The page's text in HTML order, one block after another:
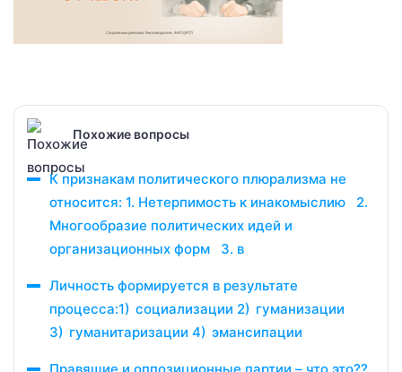
Похожие вопросы
К признакам политического плюрализма не
относится: 1. Нетерпимость к инакомыслию 2.
Многообразие политических идей и
организационных форм 3. в
Личность формируется в результате
процесса:1) социализации 2) гуманизации
3) гуманитаризации 4) эмансипации